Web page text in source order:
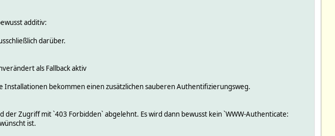
additiv:
darüber.
als Fallback aktiv
bekommen einen zusätzlichen sauberen Authentifizierungsweg.
Zugriff mit `403 Forbidden` abgelehnt. Es wird dann bewusst kein `WWW-Authenticate:
ist.